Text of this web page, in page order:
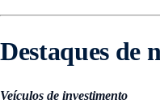
Destaques de
Veículos de investimento